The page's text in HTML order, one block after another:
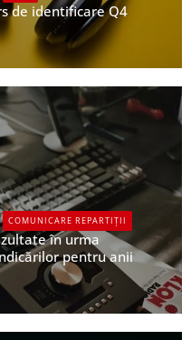
de identificare Q4
COMUNICARE REPARTIȚII
în urma
pentru anii